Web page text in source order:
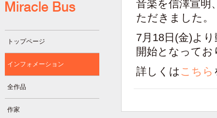
トップページ
インフォメーション
全作品
作家
音楽を信澤宣明
ただきました。
7月18日(金)よ
開始となってお
詳しくは こちら